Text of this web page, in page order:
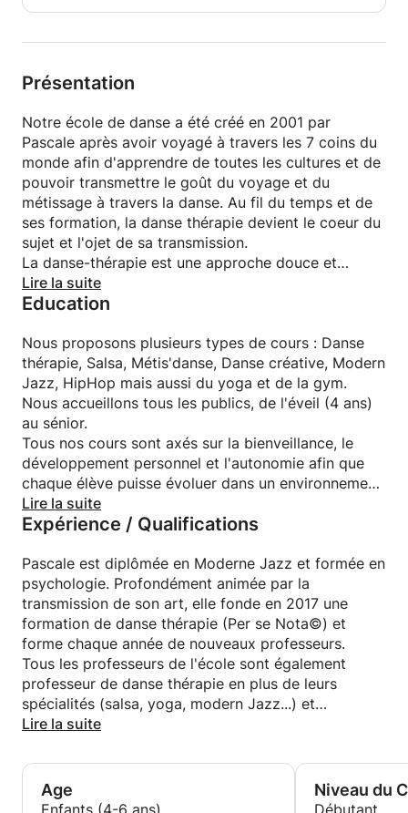
Présentation
Notre école de danse a été créé en 2001 par
Pascale après avoir voyagé à travers les 7 coins du
monde afin d'apprendre de toutes les cultures et de
pouvoir transmettre le goût du voyage et du
métissage à travers la danse. Au fil du temps et de
ses formation, la danse thérapie devient le coeur du
sujet et l'ojet de sa transmission.
La danse-thérapie est une approche douce et
accessible à tous, qui utilise le mouvement comme
outil d’expression, de mieux-être et de connaissance
est invité à explorer son corps, ses sensations et ses
émotions, dans un cadre sécurisant et bienveillant.
Lire la suite
Education
Nous proposons plusieurs types de cours : Danse
thérapie, Salsa, Métis'danse, Danse créative, Modern
Jazz, HipHop mais aussi du yoga et de la gym.
Nous accueillons tous les publics, de l'éveil (4 ans)
au sénior.
Tous nos cours sont axés sur la bienveillance, le
développement personnel et l'autonomie afin que
chaque élève puisse évoluer dans un environnement
sain et sans pression, prendre du plaisir et
apprendre sur soi.
Lire la suite
Expérience / Qualifications
Pascale est diplômée en Moderne Jazz et formée en
psychologie. Profondément animée par la
transmission de son art, elle fonde en 2017 une
formation de danse thérapie (Per se Nota©) et
forme chaque année de nouveaux professeurs.
Tous les professeurs de l'école sont également
professeur de danse thérapie en plus de leurs
spécialités (salsa, yoga, modern Jazz...) et
partagent les mêmes valeurs : Écoute –
Expression – Lien.
Lire la suite
Age
Enfants (4-6 ans)
Niveau du
Débutant